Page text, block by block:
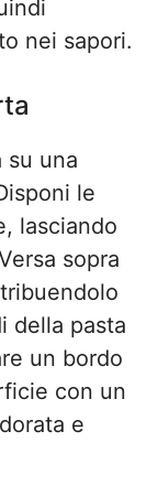
nei sapori.
su una
le
lasciando
sopra
della pasta
un bordo
con un
e